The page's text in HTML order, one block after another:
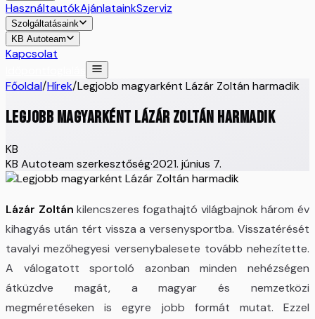
HasználtautókAjánlatainkSzerviz
Szolgáltatásaink
KB Autoteam
Kapcsolat
Főoldal/Hírek/Legjobb magyarként Lázár Zoltán harmadik
Legjobb magyarként Lázár Zoltán harmadik
KB
KB Autoteam szerkesztőség·2021. június 7.
Lázár Zoltán kilencszeres fogathajtó világbajnok három év
kihagyás után tért vissza a versenysportba. Visszatérését
tavalyi mezőhegyesi versenybalesete tovább nehezítette.
A válogatott sportoló azonban minden nehézségen
átküzdve magát, a magyar és nemzetközi
megméretéseken is egyre jobb formát mutat. Ezzel